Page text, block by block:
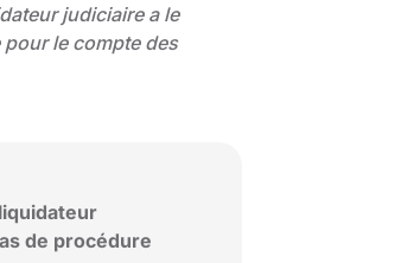
judiciaire a le
le compte des
de procédure